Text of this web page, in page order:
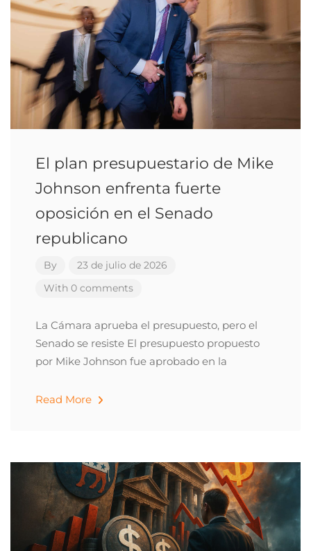
El plan presupuestario de Mike
Johnson enfrenta fuerte
oposición en el Senado
republicano
By
23 de julio de 2026
With 0 comments
La Cámara aprueba el presupuesto, pero el
Senado se resiste El presupuesto propuesto
por Mike Johnson fue aprobado en la
Read More